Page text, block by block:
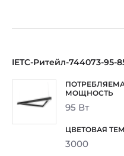
IETC-Ритейл-744073-95-
95 Вт
3000